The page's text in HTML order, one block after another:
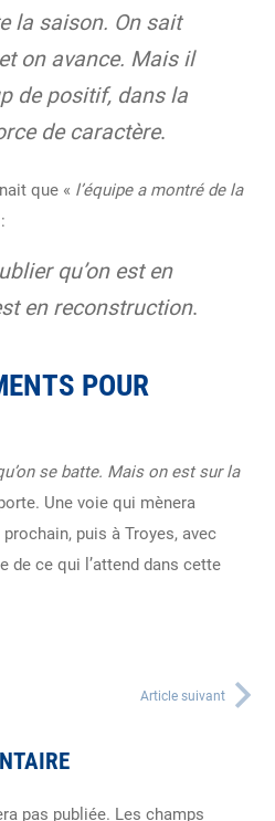
la saison. On sait
on avance. Mais il
de positif, dans la
de caractère.
que « l’équipe a montré de la
qu’on est en
en reconstruction.
POUR
se batte. Mais on est sur la
Une voie qui mènera
puis à Troyes, avec
de ce qui l’attend dans cette
Article suivant
pas publiée. Les champs